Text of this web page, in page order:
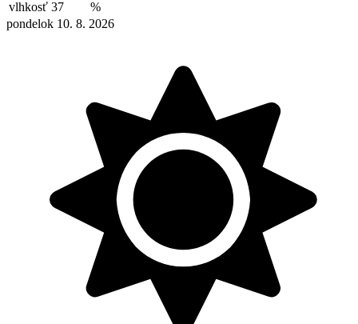
vlhkosť 37
%
pondelok 10. 8. 2026